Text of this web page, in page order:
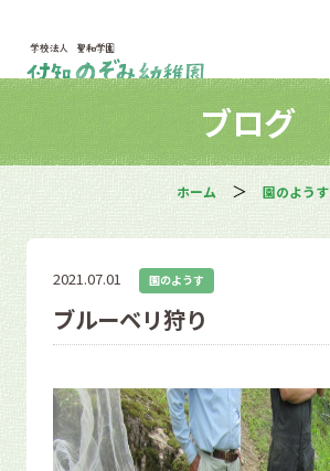
ブログ
ホーム 園のようす
2021.07.01 園のようす
ブルーベリ狩り